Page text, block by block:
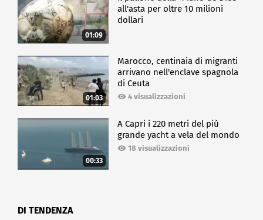
01:09
all'asta per oltre 10 milioni
dollari
01:03
Marocco, centinaia di migranti
arrivano nell'enclave spagnola
di Ceuta
4 visualizzazioni
00:33
A Capri i 220 metri del più
grande yacht a vela del mondo
18 visualizzazioni
DI TENDENZA